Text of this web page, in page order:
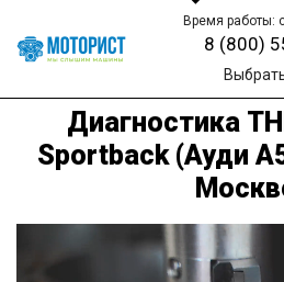
Время работы:
8 (800)
Диагностика
Sportback (Ауди